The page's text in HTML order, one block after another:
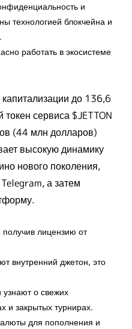
и
технологией блокчейна и
работать в экосистеме
до 136,6
сервиса $JETTON
(44 млн долларов)
высокую динамику
нового поколения,
а затем
лицензию от
внутренний джетон, это
о свежих
и закрытых турнирах.
для пополнения и